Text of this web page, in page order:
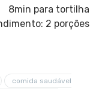
8min para tortilha
2 porções
comida saudável